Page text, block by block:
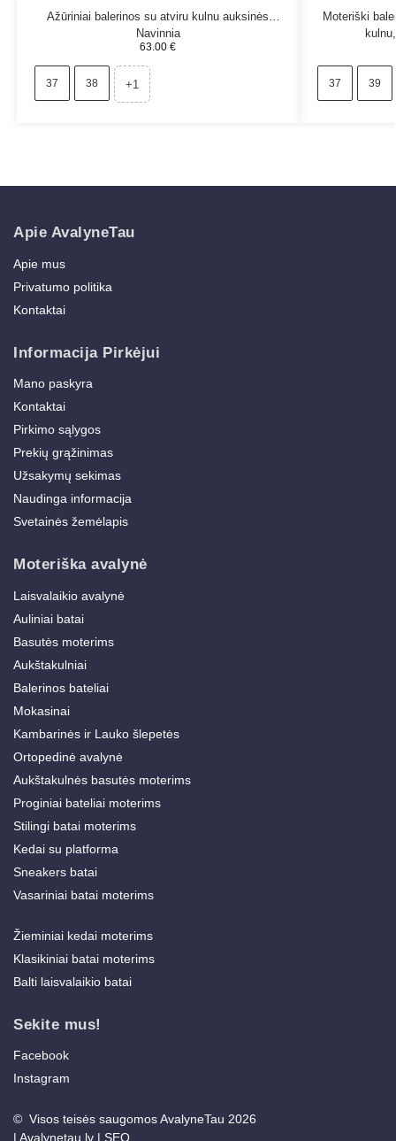
Ažūriniai balerinos su atviru kulnu auksinės
Navinnia
63.00€
37 38 +1
Moteriški
37 39
Apie AvalyneTau
Apie mus
Privatumo politika
Kontaktai
Informacija Pirkėjui
Mano paskyra
Kontaktai
Pirkimo sąlygos
Prekių grąžinimas
Užsakymų sekimas
Naudinga informacija
Svetainės žemėlapis
Moteriška avalynė
Laisvalaikio avalynė
Auliniai batai
Basutės moterims
Aukštakulniai
Balerinos bateliai
Mokasinai
Kambarinės ir Lauko šlepetės
Ortopedinė avalynė
Aukštakulnės basutės moterims
Proginiai bateliai moterims
Stilingi batai moterims
Kedai su platforma
Sneakers batai
Vasariniai batai moterims
Žieminiai kedai moterims
Klasikiniai batai moterims
Balti laisvalaikio batai
Sekite mus!
Facebook
Instagram
© Visos teisės saugomos AvalyneTau 2026
| Avalynetau.lv | SEO